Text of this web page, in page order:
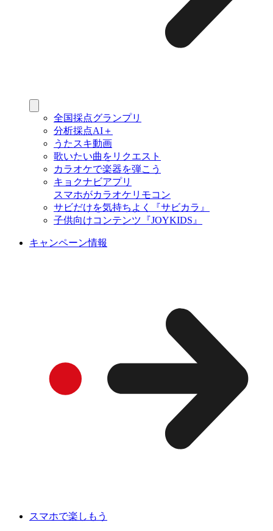
全国採点グランプリ
分析採点AI＋
うたスキ動画
歌いたい曲をリクエスト
カラオケで楽器を弾こう
キョクナビアプリ
スマホがカラオケリモコン
サビだけを気持ちよく『サビカラ』
子供向けコンテンツ『JOYKIDS』
キャンペーン情報
スマホで楽しもう